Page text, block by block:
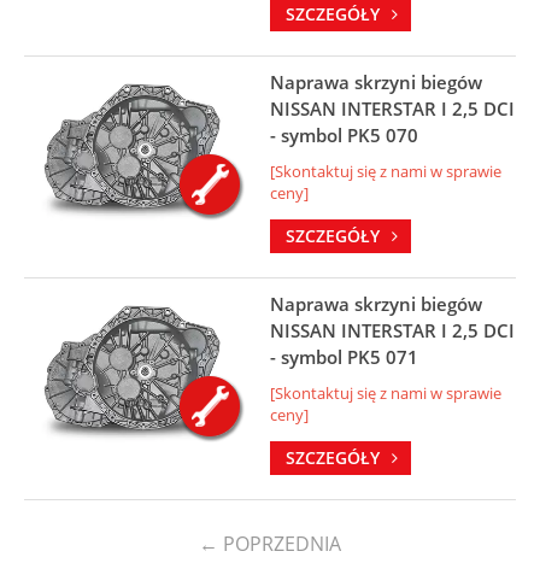
SZCZEGÓŁY
Naprawa skrzyni biegów
NISSAN INTERSTAR I 2,5 DCI
- symbol PK5 070
[Skontaktuj się z nami w sprawie
ceny]
SZCZEGÓŁY
Naprawa skrzyni biegów
NISSAN INTERSTAR I 2,5 DCI
- symbol PK5 071
[Skontaktuj się z nami w sprawie
ceny]
SZCZEGÓŁY
← POPRZEDNIA